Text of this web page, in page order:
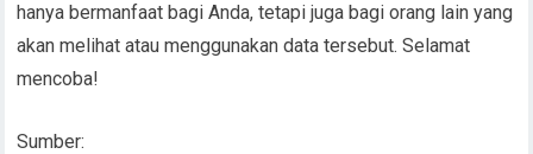
hanya bermanfaat bagi Anda, tetapi juga bagi orang lain yang
akan melihat atau menggunakan data tersebut. Selamat
mencoba!
Sumber: